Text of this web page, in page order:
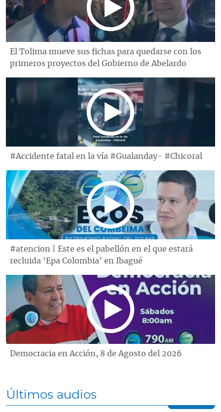
El Tolima mueve sus fichas para quedarse con los
primeros proyectos del Gobierno de Abelardo
#Accidente fatal en la vía #Gualanday- #Chicoral
#atencion | Este es el pabellón en el que estará
recluida ‘Epa Colombia’ en Ibagué
Democracia en Acción, 8 de Agosto del 2026
Últimos audios